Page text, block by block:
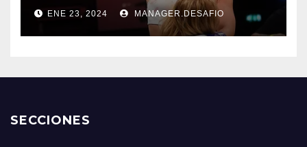
ENE 23, 2024 MANAGER.DESAFIO
SECCIONES